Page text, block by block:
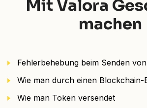
Mit Valora
machen
Fehlerbehebung beim Senden
Wie man durch einen Blockchain-
Wie man Token versendet